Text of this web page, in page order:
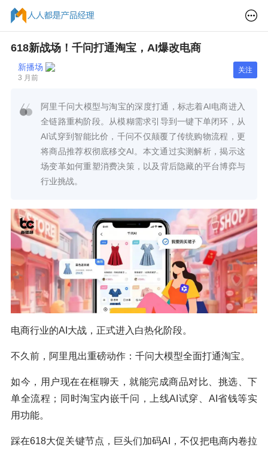
618新战场！千问打通淘宝，AI爆改电商
新播场
3 月前
关注
阿里千问大模型与淘宝的深度打通，标志着AI电商进入
全链路重构阶段。从模糊需求引导到一键下单闭环，从
AI试穿到智能比价，千问不仅颠覆了传统购物流程，更
将商品推荐权彻底移交AI。本文通过实测解析，揭示这
场变革如何重塑消费决策，以及背后隐藏的平台博弈与
行业挑战。
电商行业的AI大战，正式进入白热化阶段。
不久前，阿里甩出重磅动作：千问大模型全面打通淘宝。
如今，用户现在在框聊天，就能完成商品对比、挑选、下
单全流程；同时淘宝内嵌千问，上线AI试穿、AI省钱等实
用功能。
踩在618大促关键节点，巨头们加码AI，不仅把电商内卷拉